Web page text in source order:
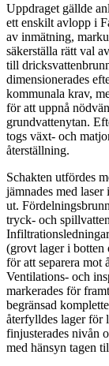
Uppdraget gällde
ett enskilt avlopp i
av inmätning,
säkerställa rätt val
till
dimensionerades
kommunala krav,
för att uppnå
grundvattenytan.
togs växt- och
återställning.
Schakten utfördes
jämnades med
ut.
tryck- och
(grovt lager i botten
för att separera mot
Ventilations- och
markerades för
begränsad
återfylldes lager för
finjusterades nivån
med hänsyn tagen